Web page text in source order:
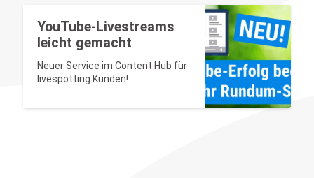
YouTube-Livestreams
leicht gemacht
Neuer Service im Content Hub für
livespotting Kunden!